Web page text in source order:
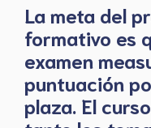
La meta del
formativo es
examen
puntuación
plaza. El